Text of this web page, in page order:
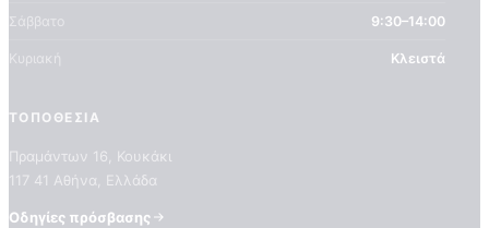
Σάββατο 9:30–14:00
Κυριακή Κλειστά
ΤΟΠΟΘΕΣΊΑ
Πραμάντων 16, Κουκάκι
117 41 Αθήνα, Ελλάδα
Οδηγίες πρόσβασης